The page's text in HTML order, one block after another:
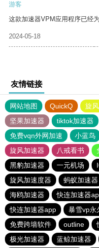
游客
这款加速器VPM应用程序已经
2024-05-18
友情链接
网站地图 QuickQ 旋
坚果加速器
tiktok加速器
免费vqn外网加速
小蓝鸟
旋风加速器
八戒看书
黑豹加速器
一元机场
旋风加速度器
蚂蚁加速器
海鸥加速器
快连加速器
快连加速器app
暴雪vp永
免费跨墙软件
outline
极光加速器
蓝鲸加速器